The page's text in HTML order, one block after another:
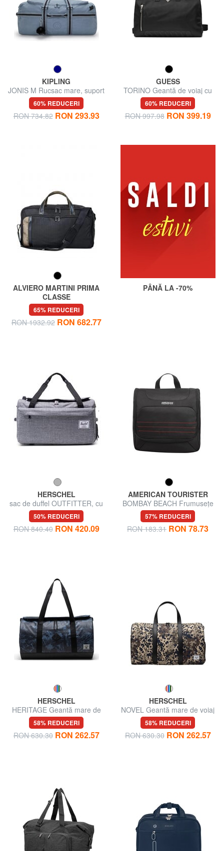
KIPLING
JONIS M Rucsac mare, suport
pentru laptop de 15".
60% REDUCERI
RON 734.82 RON 293.93
GUESS
TORINO Geantă de voiaj cu
curea de umăr
60% REDUCERI
RON 997.98 RON 399.19
ALVIERO MARTINI PRIMA
CLASSE
WORK WAY Geanta de voiaj
65% REDUCERI
RON 1932.92 RON 682.77
PÂNĂ LA -70%
HERSCHEL
sac de duffel OUTFITTER, cu
curele de umăr retractabile
50% REDUCERI
RON 840.40 RON 420.09
AMERICAN TOURISTER
BOMBAY BEACH Frumusețe
cu cârlig
57% REDUCERI
RON 183.31 RON 78.73
HERSCHEL
HERITAGE Geantă mare de
voiaj cu curea de umăr
58% REDUCERI
RON 630.30 RON 262.57
HERSCHEL
NOVEL Geantă mare de voiaj
cu curea de umăr
58% REDUCERI
RON 630.30 RON 262.57